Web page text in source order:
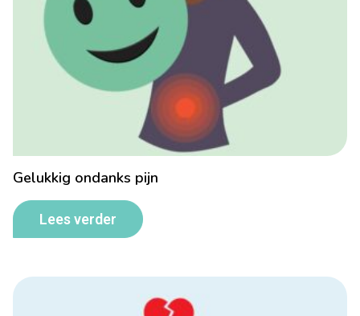
Gelukkig ondanks pijn
Lees verder